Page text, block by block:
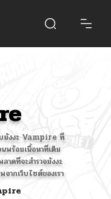
งงะ Vampire ที่
ร้อมเนื้อหาที่เต็ม
าดที่จะสำรวจมังงะ
กเว็บไซต์ของเรา